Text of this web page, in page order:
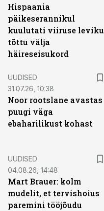
Hispaania
päikeserannikul
kuulutati viiruse leviku
tõttu välja
häireseisukord
UUDISED
31.07.26, 10:38
Noor rootslane avastas
puugi väga
ebaharilikust kohast
UUDISED
04.08.26, 14:48
Mart Brauer: kolm
mudelit, et tervishoius
paremini tööjõudu